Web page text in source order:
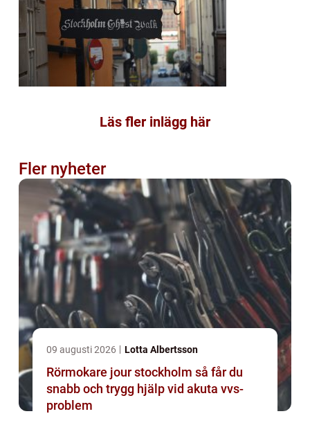
Läs fler inlägg här
Fler nyheter
09 augusti 2026 Lotta Albertsson
Rörmokare jour stockholm så får du
snabb och trygg hjälp vid akuta vvs-
problem